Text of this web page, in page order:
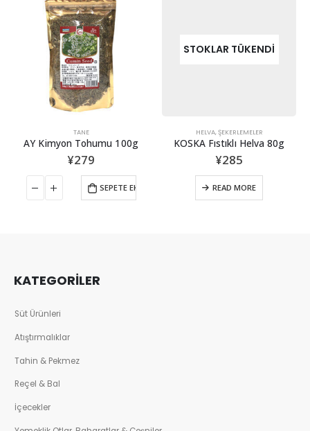
TANE
AY Kimyon Tohumu 100g
¥279
SEPETE EKLE
STOKLAR TÜKENDI
HELVA,ŞEKERLEMELER
KOSKA Fıstıklı Helva 80g
¥285
READ MORE
KATEGORİLER
Süt Ürünleri
Atıştırmalıklar
Tahin & Pekmez
Reçel & Bal
İçecekler